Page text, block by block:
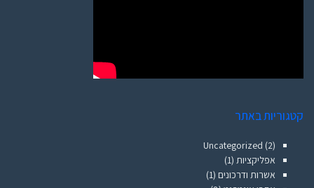
קטגוריות באתר
Uncategorized (2)
אפליקציות (1)
אשרות ודרכונים (1)